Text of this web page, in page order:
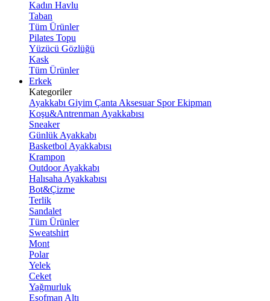
Kadın Havlu
Taban
Tüm Ürünler
Pilates Topu
Yüzücü Gözlüğü
Kask
Tüm Ürünler
Erkek
Kategoriler
Ayakkabı Giyim Çanta Aksesuar Spor Ekipman
Koşu&Antrenman Ayakkabısı
Sneaker
Günlük Ayakkabı
Basketbol Ayakkabısı
Krampon
Outdoor Ayakkabı
Halısaha Ayakkabısı
Bot&Çizme
Terlik
Sandalet
Tüm Ürünler
Sweatshirt
Mont
Polar
Yelek
Ceket
Yağmurluk
Eşofman Altı